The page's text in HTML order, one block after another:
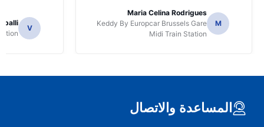
M
Maria Celina Rodrigues
Keddy By Europcar Brussels Gare
Midi Train Station
V
المساعدة والاتصال